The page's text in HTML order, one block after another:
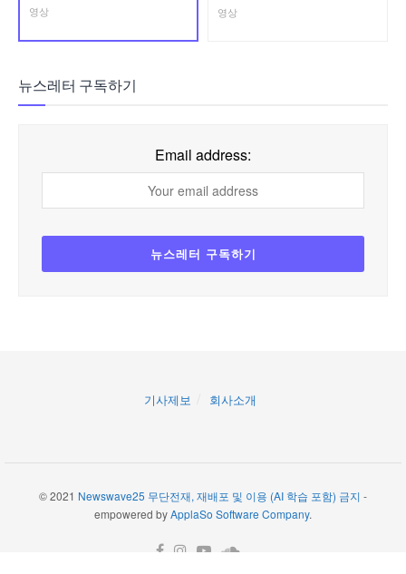
영상 영상
뉴스레터 구독하기
Email address:
기사제보 회사소개
© 2021 Newswave25 무단전재, 재배포 및 이용 (AI 학습 포함) 금지 -
empowered byApplaSo Software Company.